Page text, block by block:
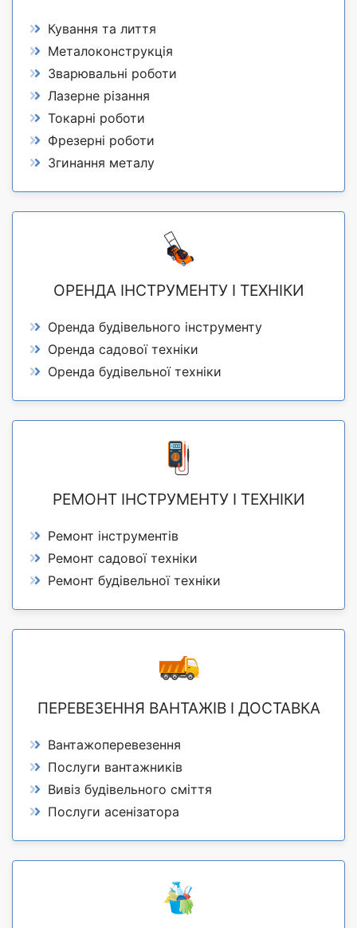
Кування та лиття
Металоконструкція
Зварювальні роботи
Лазерне різання
Токарні роботи
Фрезерні роботи
Згинання металу
ОРЕНДА ІНСТРУМЕНТУ І ТЕХНІКИ
Оренда будівельного інструменту
Оренда садової техніки
Оренда будівельної техніки
РЕМОНТ ІНСТРУМЕНТУ І ТЕХНІКИ
Ремонт інструментів
Ремонт садової техніки
Ремонт будівельної техніки
ПЕРЕВЕЗЕННЯ ВАНТАЖІВ І ДОСТАВКА
Вантажоперевезення
Послуги вантажників
Вивіз будівельного сміття
Послуги асенізатора